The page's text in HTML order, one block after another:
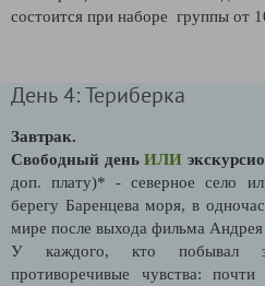
состоится при наборе группы от
День 4: Териберка
Завтрак.
Свободный деньИЛИ э
доп. плату)* - северное село
берегу Баренцева моря, в
мире после выхода фильма
У каждого, кто побывал
противоречивые чувства: